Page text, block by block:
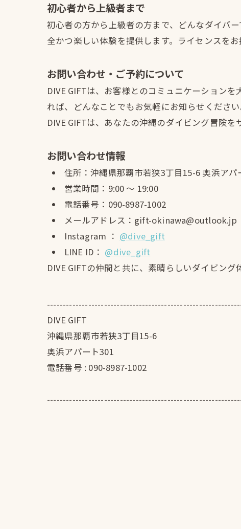
初心者から上級者まで
初心者の方から上級者の方まで、どんなダイバ
全かつ楽しい体験を提供します。ライセンスを
お問い合わせ・ご予約について
DIVE GIFTは、お客様とのコミュニケーション
れば、どんなことでもお気軽にお知らせくださ
DIVE GIFTは、あなたの沖縄のダイビング冒険
お問い合わせ情報
住所：沖縄県那覇市若狭3丁目15-6 奥浜アパ
営業時間：9:00 〜 19:00
電話番号：090-8987-1002
メールアドレス：gift-okinawa@outlook.jp
Instagram ： @dive_gift
LINE ID： @dive_gift
DIVE GIFTの仲間と共に、素晴らしいダイビン
DIVE GIFT
沖縄県那覇市若狭3丁目15-6
奥浜アパート301
電話番号 : 090-8987-1002